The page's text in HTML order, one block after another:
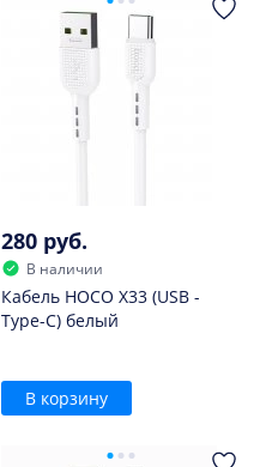
280 руб.
В наличии
Кабель HOCO X33 (USB -
Type-C) белый
В корзину